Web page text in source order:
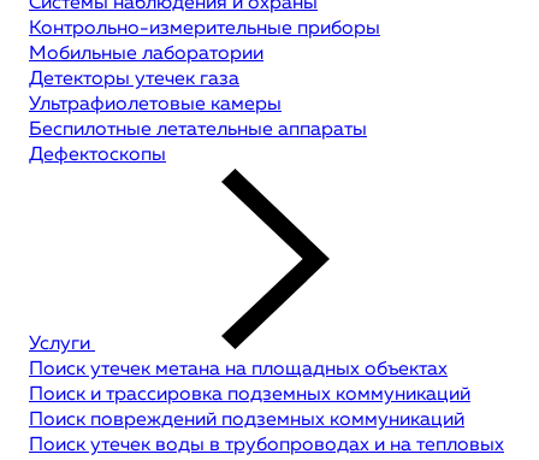
Контрольно-измерительные приборы
Мобильные лаборатории
Детекторы утечек газа
Ультрафиолетовые камеры
Беспилотные летательные аппараты
Дефектоскопы
Услуги
Поиск утечек метана на площадных объектах
Поиск и трассировка подземных коммуникаций
Поиск повреждений подземных коммуникаций
Поиск утечек воды в трубопроводах и на тепловых